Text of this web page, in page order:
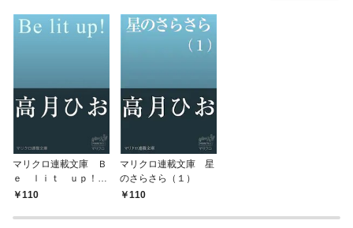
マリクロ連載文庫 Ｂ
ｅ ｌｉｔ ｕｐ！
（１）
110
マリクロ連載文庫 星
のさらさら（１）
110